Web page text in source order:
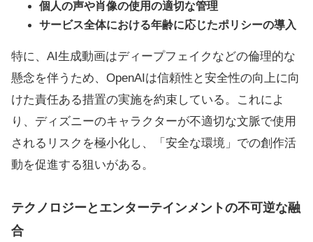
個人の声や肖像の使用の適切な管理
サービス全体における年齢に応じたポリシーの導入
特に、AI生成動画はディープフェイクなどの倫理的な
懸念を伴うため、OpenAIは信頼性と安全性の向上に向
けた責任ある措置の実施を約束している。これによ
り、ディズニーのキャラクターが不適切な文脈で使用
されるリスクを極小化し、「安全な環境」での創作活
動を促進する狙いがある。
テクノロジーとエンターテインメントの不可逆な融
合